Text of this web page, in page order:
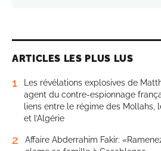
ARTICLES LES PLUS LUS
1
Les révélations explosives de
agent du contre-espionnage
liens entre le régime des Mollahs,
et l’Algérie
2
Affaire Abderrahim Fakir: